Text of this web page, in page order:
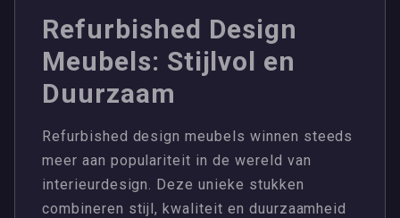
Refurbished Design
Meubels: Stijlvol en
Duurzaam
Refurbished design meubels winnen steeds
meer aan populariteit in de wereld van
interieurdesign. Deze unieke stukken
combineren stijl, kwaliteit en duurzaamheid